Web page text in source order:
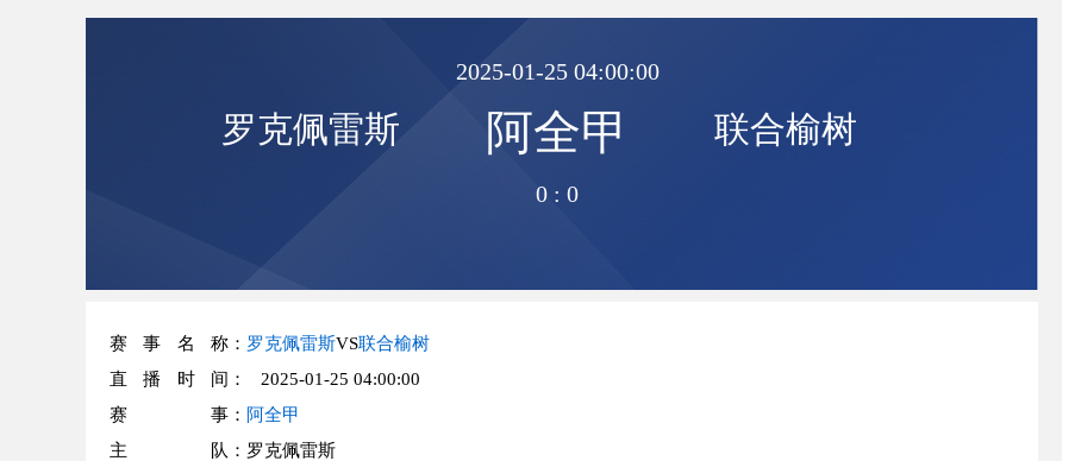
罗克佩雷斯
2025-01-25 04:00:00
阿全甲
0 : 0
联合榆树
赛事名称 ： 罗克佩雷斯VS联合榆树
直播时间 ： 2025-01-25 04:00:00
赛事 ： 阿全甲
主队 ：罗克佩雷斯